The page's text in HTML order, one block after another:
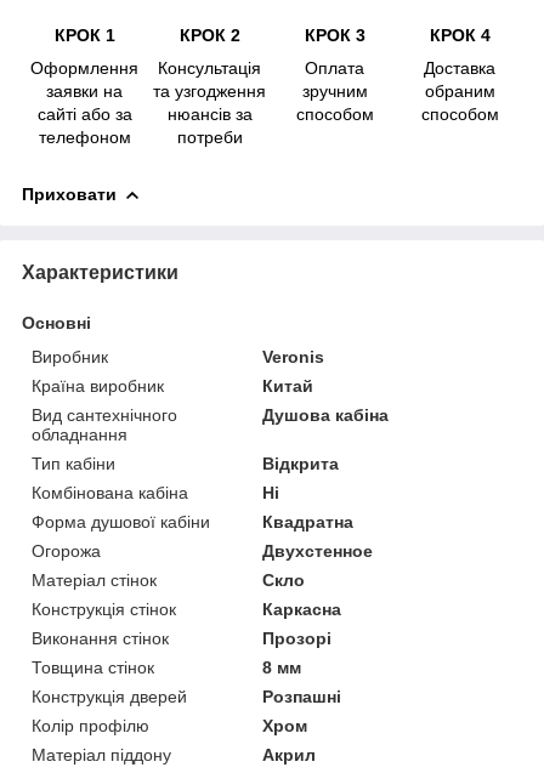
КРОК 1
Оформлення
заявки на
сайті або за
телефоном
КРОК 2
Консультація
та узгодження
нюансів за
потреби
КРОК 3
Оплата
зручним
способом
КРОК 4
Доставка
обраним
способом
Приховати
Характеристики
Основні
Виробник
Veronis
Країна виробник
Китай
Вид сантехнічного
обладнання
Душова кабіна
Тип кабіни
Відкрита
Комбінована кабіна
Ні
Форма душової кабіни
Квадратна
Огорожа
Двухстенное
Матеріал стінок
Скло
Конструкція стінок
Каркасна
Виконання стінок
Прозорі
Товщина стінок
8 мм
Конструкція дверей
Розпашні
Колір профілю
Хром
Матеріал піддону
Акрил